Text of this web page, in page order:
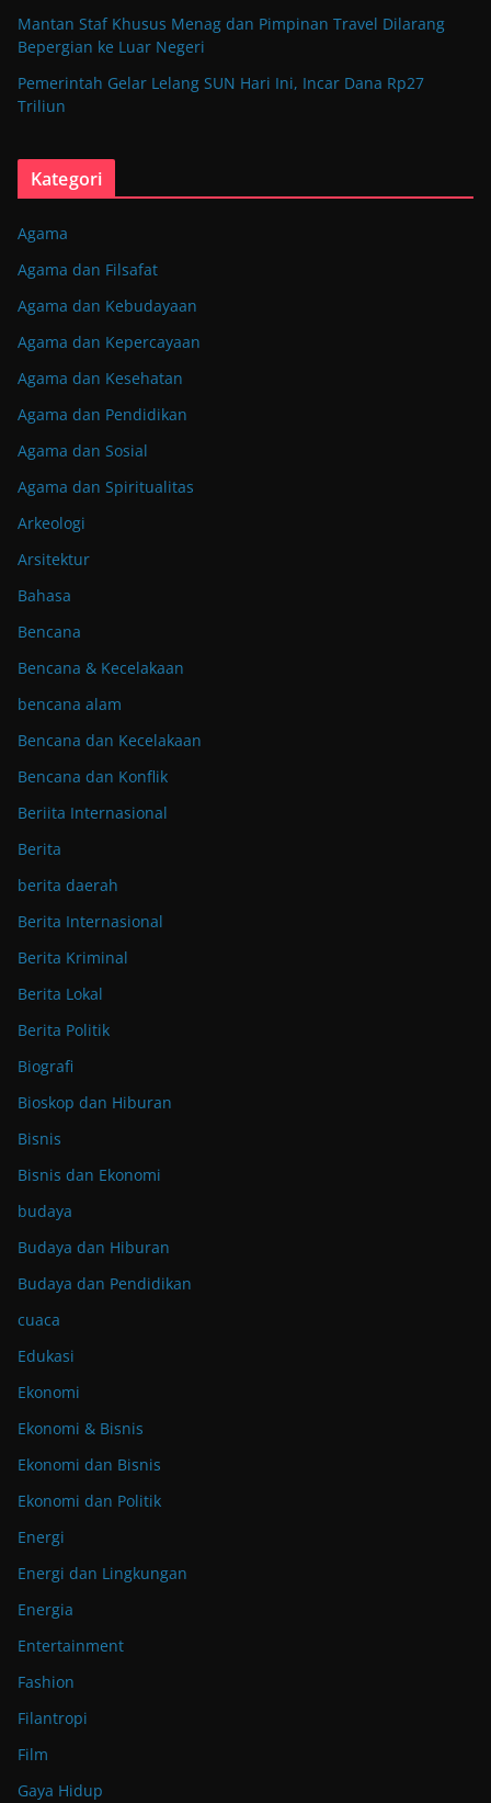
Mantan Staf Khusus Menag dan Pimpinan Travel Dilarang
Bepergian ke Luar Negeri
Pemerintah Gelar Lelang SUN Hari Ini, Incar Dana Rp27
Triliun
Kategori
Agama
Agama dan Filsafat
Agama dan Kebudayaan
Agama dan Kepercayaan
Agama dan Kesehatan
Agama dan Pendidikan
Agama dan Sosial
Agama dan Spiritualitas
Arkeologi
Arsitektur
Bahasa
Bencana
Bencana & Kecelakaan
bencana alam
Bencana dan Kecelakaan
Bencana dan Konflik
Beriita Internasional
Berita
berita daerah
Berita Internasional
Berita Kriminal
Berita Lokal
Berita Politik
Biografi
Bioskop dan Hiburan
Bisnis
Bisnis dan Ekonomi
budaya
Budaya dan Hiburan
Budaya dan Pendidikan
cuaca
Edukasi
Ekonomi
Ekonomi & Bisnis
Ekonomi dan Bisnis
Ekonomi dan Politik
Energi
Energi dan Lingkungan
Energia
Entertainment
Fashion
Filantropi
Film
Gaya Hidup